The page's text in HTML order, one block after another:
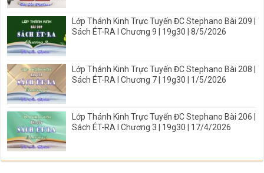
Lớp Thánh Kinh Trực Tuyến ĐC Stephano Bài 209 |
Sách ÉT-RA I Chương 9 | 19g30 | 8/5/2026
Lớp Thánh Kinh Trực Tuyến ĐC Stephano Bài 208 |
Sách ÉT-RA I Chương 7 | 19g30 | 1/5/2026
Lớp Thánh Kinh Trực Tuyến ĐC Stephano Bài 206 |
Sách ÉT-RA I Chương 3 | 19g30 | 17/4/2026